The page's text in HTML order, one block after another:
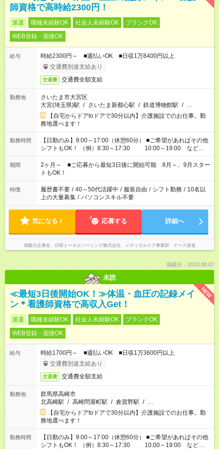
師資格で高時給2300円！
派遣 職種未経験OK 社会人未経験OK
ブランクOK
WEB登録・面接OK
給与
時給2300円～ ■週払いOK ■日収1万8400円以上
交通費別途支給あり
交通費 交通費全額支給
勤務地
さいたま市大宮区
大宮(埼玉県)駅 / さいたま新都心駅 / 鉄道博物館駅 / …
【自宅からドアtoドアで30分以内】介護施設でのお仕事。勤
務地選べます！
勤務時間
【日勤のみ】9:00～17:00（休憩60分） ■ご希望があればその他
シフトもOK！ （例）8:30～17:30 10:00～19:00 など
「家族とお休みを合わせたい」 「できれば残業はしたくない」
など、あなたのご希望に沿ったお仕事をご紹介します！ ※Wワ
ーク希望の方へ 今ご覧のお仕事で希望する勤務時間と、もう1つ
のお仕事の勤務時間。 合計で週40時間を超える場合は応募でき
ません
期間
2ヶ月～ ■ご応募から最短3日後に開始可能 8月～、9月スター
トもOK！
特徴 履歴書不要 / 40～50代活躍中 / 服装自由 / シフト勤務 / 10名以
上の大量募集 / パソコンスキル不要
気になる！ 応募する 詳細へ
掲載元企業名 日研トータルソーシング株式会社 メディカルケア事業部 ナース派遣
掲載日：2026.08.07
未読
NEW
≪最短3日後開始OK！≫体温・血圧の記録メイ
ン＊看護師資格で高収入Get！
派遣 職種未経験OK 社会人未経験OK
ブランクOK
WEB登録・面接OK
給与
時給1700円～ ■週払いOK ■日収1万3600円以上
交通費別途支給あり
交通費 交通費全額支給
勤務地
群馬県高崎市
北高崎駅 / 高崎問屋町駅 / 倉賀野駅 / …
【自宅からドアtoドアで30分以内】介護施設でのお仕事。勤
務地選べます！
勤務時間
【日勤のみ】9:00～17:00（休憩60分） ■ご希望があればその他
シフトもOK！ （例）8:30～17:30 10:00～19:00 など